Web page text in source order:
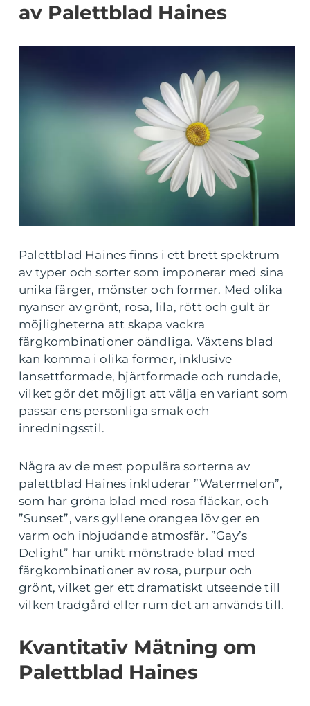
av Palettblad Haines
Palettblad Haines finns i ett brett spektrum
av typer och sorter som imponerar med sina
unika färger, mönster och former. Med olika
nyanser av grönt, rosa, lila, rött och gult är
möjligheterna att skapa vackra
färgkombinationer oändliga. Växtens blad
kan komma i olika former, inklusive
lansettformade, hjärtformade och rundade,
vilket gör det möjligt att välja en variant som
passar ens personliga smak och
inredningsstil.
Några av de mest populära sorterna av
palettblad Haines inkluderar ”Watermelon”,
som har gröna blad med rosa fläckar, och
”Sunset”, vars gyllene orangea löv ger en
varm och inbjudande atmosfär. ”Gay’s
Delight” har unikt mönstrade blad med
färgkombinationer av rosa, purpur och
grönt, vilket ger ett dramatiskt utseende till
vilken trädgård eller rum det än används till.
Kvantitativ Mätning om
Palettblad Haines